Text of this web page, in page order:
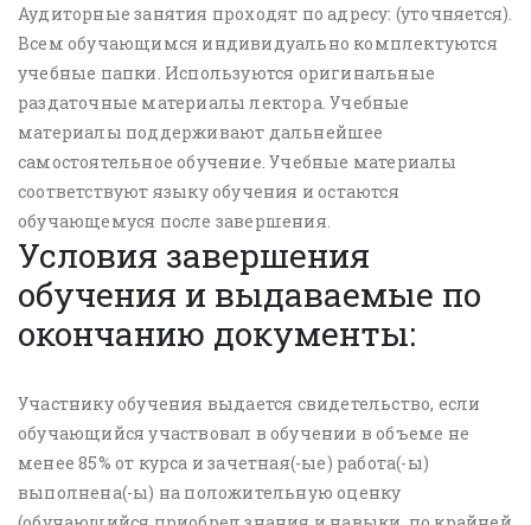
Аудиторные занятия проходят по адресу: (уточняется).
Всем обучающимся индивидуально комплектуются
учебные папки. Используются оригинальные
раздаточные материалы лектора. Учебные
материалы поддерживают дальнейшее
самостоятельное обучение. Учебные материалы
соответствуют языку обучения и остаются
обучающемуся после завершения.
Условия завершения
обучения и выдаваемые по
окончанию документы:
Участнику обучения выдается свидетельство, если
обучающийся участвовал в обучении в объеме не
менее 85% от курса и зачетная(-ые) работа(-ы)
выполнена(-ы) на положительную оценку